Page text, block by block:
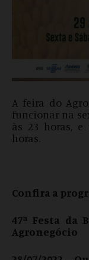
A feira do
funcionar na
às 23 horas, e
horas.
Confira a
47ª Festa da
Agronegócio